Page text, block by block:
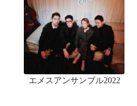
エメスアンサンブル2022